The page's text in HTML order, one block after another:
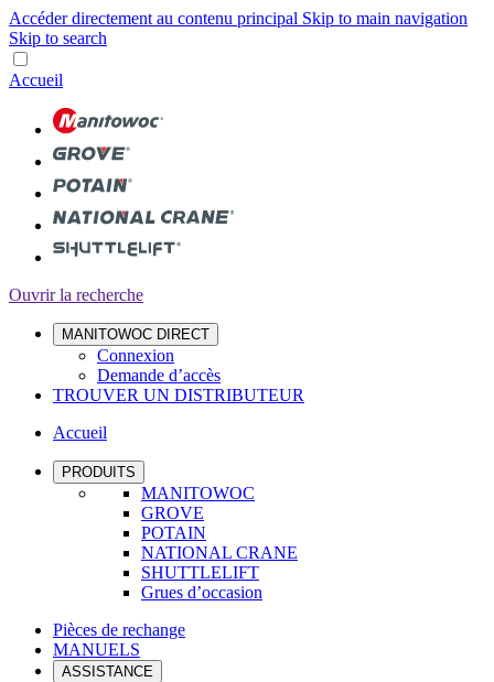
Accéder directement au contenu principal Skip to main navigation
Skip to search
Accueil
Ouvrir la recherche
MANITOWOC DIRECT
Connexion
Demande d’accès
TROUVER UN DISTRIBUTEUR
Accueil
PRODUITS
MANITOWOC
GROVE
POTAIN
NATIONAL CRANE
SHUTTLELIFT
Grues d’occasion
Pièces de rechange
MANUELS
ASSISTANCE